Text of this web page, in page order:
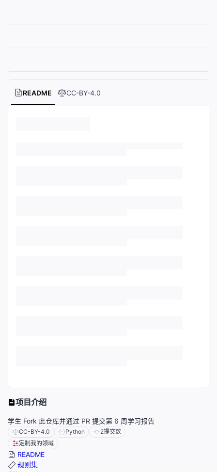
README CC-BY-4.0
项目介绍
学生 Fork 此仓库并通过 PR 提交第 6 周学习报告
CC-BY-4.0 Python 2提交数
定制我的领域
README
规则集